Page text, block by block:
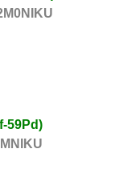
59Pd)